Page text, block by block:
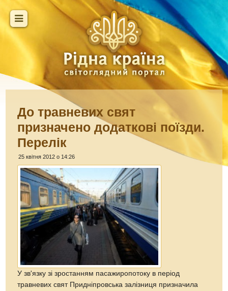
До травневих свят
призначено додаткові поїзди.
Перелік
25 квітня 2012 о 14:26
У зв'язку зі зростанням пасажиропотоку в період
травневих свят Придніпровська залізниця призначила